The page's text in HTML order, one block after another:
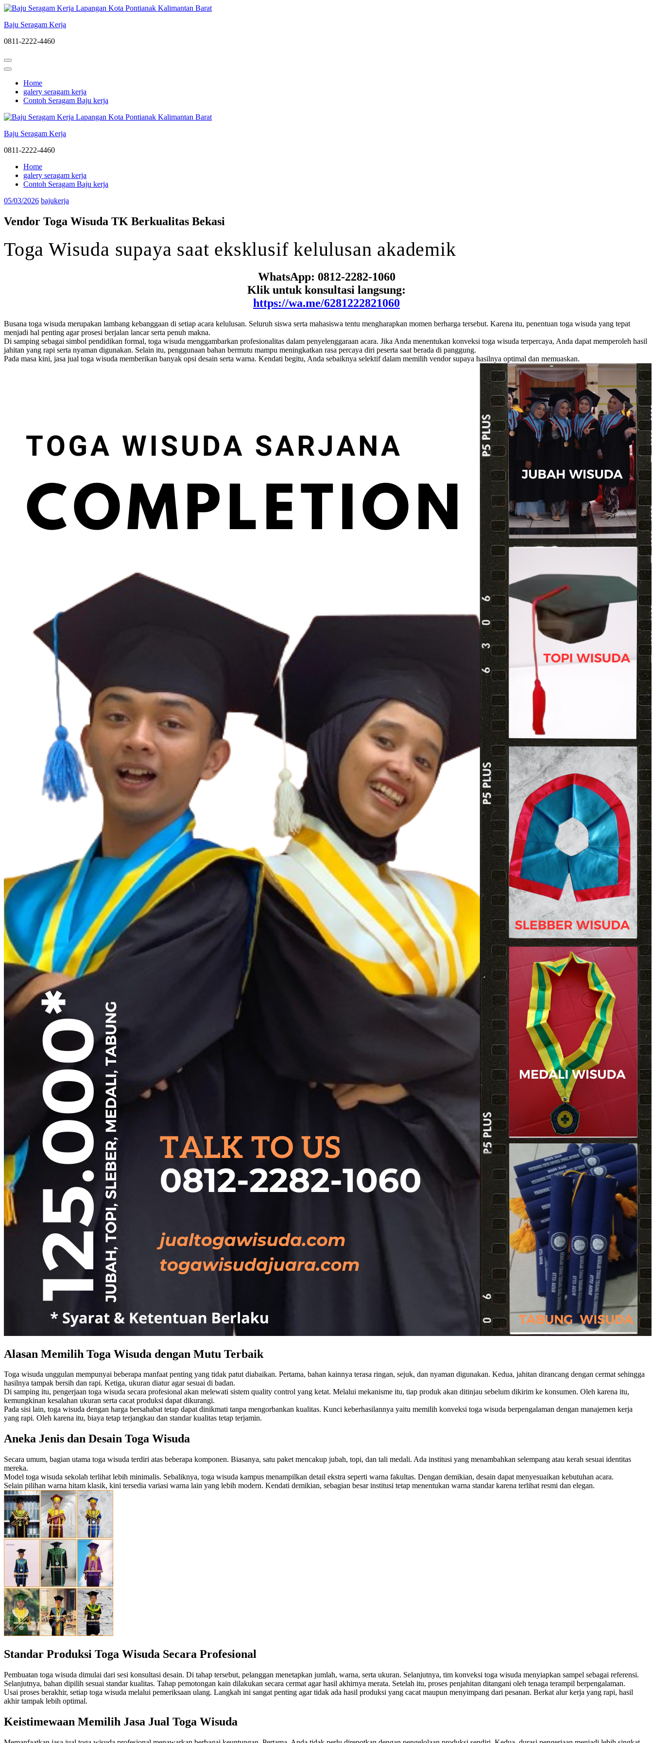
Lompat
konten
Enter)
Baju Seragam Kerja
0811-2222-4460
Home
galery seragam kerja
Contoh Seragam Baju kerja
Baju Seragam Kerja
0811-2222-4460
Home
galery seragam kerja
Contoh Seragam Baju kerja
05/03/2026 bajukerja
Vendor Toga Wisuda TK Berkualitas Bekasi
Toga Wisuda supaya saat eksklusifkelulusan akademik
WhatsApp: 0812-2282-1060
Klik untuk konsultasi langsung:
https://wa.me/6281222821060
Busana toga wisuda merupakan lambang kebanggaan di setiap acara kelulusan. Seluruh siswa serta mahasiswa tentu mengharapkan momen berharga tersebut. Karena itu, penentuan toga wisuda yang tepat
menjadi hal penting agar prosesi berjalan lancar serta penuh makna.
Di samping sebagai simbol pendidikan formal, toga wisuda menggambarkan profesionalitas dalam penyelenggaraan acara. Jika Anda menentukan konveksi toga wisuda terpercaya, Anda dapat memperoleh hasil
jahitan yang rapi serta nyaman digunakan. Selain itu, penggunaan bahan bermutu mampu meningkatkan rasa percaya diri peserta saat berada di panggung.
Pada masa kini, jasa jual toga wisuda memberikan banyak opsi desain serta warna. Kendati begitu, Anda sebaiknya selektif dalam memilih vendor supaya hasilnya optimal dan memuaskan.
Alasan Memilih Toga Wisuda dengan Mutu Terbaik
Toga wisuda unggulan mempunyai beberapa manfaat penting yang tidak patut diabaikan. Pertama, bahan kainnya terasa ringan, sejuk, dan nyaman digunakan. Kedua, jahitan dirancang dengan cermat sehingga
hasilnya tampak bersih dan rapi. Ketiga, ukuran diatur agar sesuai di badan.
Di samping itu, pengerjaan toga wisuda secara profesional akan melewati sistem quality control yang ketat. Melalui mekanisme itu, tiap produk akan ditinjau sebelum dikirim ke konsumen. Oleh karena itu,
kemungkinan kesalahan ukuran serta cacat produksi dapat dikurangi.
Pada sisi lain, toga wisuda dengan harga bersahabat tetap dapat dinikmati tanpa mengorbankan kualitas. Kunci keberhasilannya yaitu memilih konveksi toga wisuda berpengalaman dengan manajemen kerja
yang rapi. Oleh karena itu, biaya tetap terjangkau dan standar kualitas tetap terjamin.
Aneka Jenis dan Desain Toga Wisuda
Secara umum, bagian utama toga wisuda terdiri atas beberapa komponen. Biasanya, satu paket mencakup jubah, topi, dan tali medali. Ada institusi yang menambahkan selempang atau kerah sesuai identitas
mereka.
Model toga wisuda sekolah terlihat lebih minimalis. Sebaliknya, toga wisuda kampus menampilkan detail ekstra seperti warna fakultas. Dengan demikian, desain dapat menyesuaikan kebutuhan acara.
Selain pilihan warna hitam klasik, kini tersedia variasi warna lain yang lebih modern. Kendati demikian, sebagian besar institusi tetap menentukan warna standar karena terlihat resmi dan elegan.
Standar Produksi Toga Wisuda Secara Profesional
Pembuatan toga wisuda dimulai dari sesi konsultasi desain. Di tahap tersebut, pelanggan menetapkan jumlah, warna, serta ukuran. Selanjutnya, tim konveksi toga wisuda menyiapkan sampel sebagai referensi.
Selanjutnya, bahan dipilih sesuai standar kualitas. Tahap pemotongan kain dilakukan secara cermat agar hasil akhirnya merata. Setelah itu, proses penjahitan ditangani oleh tenaga terampil berpengalaman.
Usai proses berakhir, setiap toga wisuda melalui pemeriksaan ulang. Langkah ini sangat penting agar tidak ada hasil produksi yang cacat maupun menyimpang dari pesanan. Berkat alur kerja yang rapi, hasil
akhir tampak lebih optimal.
Keistimewaan Memilih Jasa Jual Toga Wisuda